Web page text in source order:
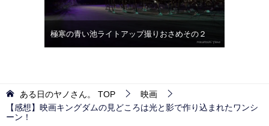
極寒の青い池ライトアップ撮りおさめその２
ある日のヤノさん。 TOP
映画
【感想】映画キングダムの見どころは光と影で作り込まれたワンシ
ーン！